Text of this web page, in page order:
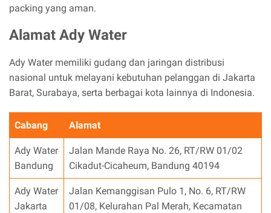
packing yang aman.
Alamat Ady Water
Ady Water memiliki gudang dan jaringan distribusi
nasional untuk melayani kebutuhan pelanggan di Jakarta
Barat, Surabaya, serta berbagai kota lainnya di Indonesia.
Cabang Alamat
Ady Water
Bandung
Jalan Mande Raya No. 26, RT/RW 01/02
Cikadut-Cicaheum, Bandung 40194
Ady Water
Jakarta
Jalan Kemanggisan Pulo 1, No. 6, RT/RW
01/08, Kelurahan Pal Merah, Kecamatan